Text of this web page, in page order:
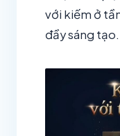
với kiếm ở
đầy sáng tạo.